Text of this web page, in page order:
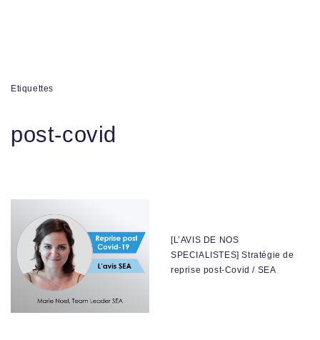
Etiquettes
post-covid
[L’AVIS DE NOS
SPECIALISTES] Stratégie de
reprise post-Covid / SEA